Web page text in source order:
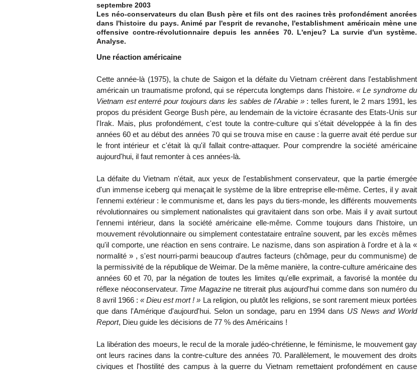
septembre 2003
Les néo-conservateurs du clan Bush père et fils ont des racines très profondément ancrées
dans l'histoire du pays. Animé par l'esprit de revanche, l'establishment américain mène une
offensive contre-révolutionnaire depuis les années 70. L'enjeu? La survie d'un système.
Analyse.
Une réaction américaine
Cette année-là (1975), la chute de Saigon et la défaite du Vietnam créèrent dans l'establishment
américain un traumatisme profond, qui se répercuta longtemps dans l'histoire.« Le syndrome du
Vietnam est enterré pour toujours dans les sables de l'Arabie »: telles furent, le 2 mars 1991, les
propos du président George Bush père, au lendemain de la victoire écrasante des Etats-Unis sur
l'Irak. Mais, plus profondément, c'est toute la contre-culture qui s'était développée à la fin des
années 60 et au début des années 70 qui se trouva mise en cause : la guerre avait été perdue sur
le front intérieur et c'était là qu'il fallait contre-attaquer. Pour comprendre la société américaine
aujourd'hui, il faut remonter à ces années-là.
La défaite du Vietnam n'était, aux yeux de l'establishment conservateur, que la partie émergée
d'un immense iceberg qui menaçait le système de la libre entreprise elle-même. Certes, il y avait
l'ennemi extérieur : le communisme et, dans les pays du tiers-monde, les différents mouvements
révolutionnaires ou simplement nationalistes qui gravitaient dans son orbe. Mais il y avait surtout
l'ennemi intérieur, dans la société américaine elle-même. Comme toujours dans l'histoire, un
mouvement révolutionnaire ou simplement contestataire entraîne souvent, par les excès mêmes
qu'il comporte, une réaction en sens contraire. Le nazisme, dans son aspiration à l'ordre et à la «
normalité » , s'est nourri-parmi beaucoup d'autres facteurs (chômage, peur du communisme) de
la permissivité de la république de Weimar. De la même manière, la contre-culture américaine des
années 60 et 70, par la négation de toutes les limites qu'elle exprimait, a favorisé la montée du
réflexe néoconservateur. Time Magazinene titrerait plus aujourd'hui comme dans son numéro du
8 avril 1966 :« Dieu est mort ! » La religion, ou plutôt les religions, se sont rarement mieux portées
que dans l'Amérique d'aujourd'hui. Selon un sondage, paru en 1994 dans US News and World
Report, Dieu guide les décisions de 77 % des Américains !
La libération des moeurs, le recul de la morale judéo-chrétienne, le féminisme, le mouvement gay
ont leurs racines dans la contre-culture des années 70. Parallèlement, le mouvement des droits
civiques et l'hostilité des campus à la guerre du Vietnam remettaient profondément en cause